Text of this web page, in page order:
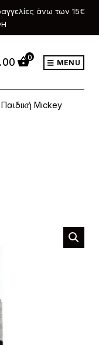
άνω των 15€
0
MENU
Mickey